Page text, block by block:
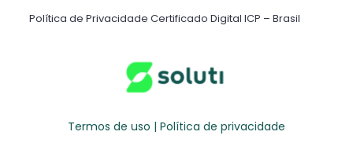
Política de Privacidade Certificado Digital ICP – Brasil ​
Termos de uso | Política de privacidade